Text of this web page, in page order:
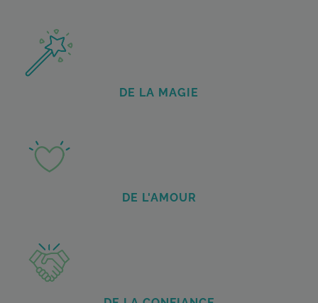
DE LA MAGIE
DE L'AMOUR